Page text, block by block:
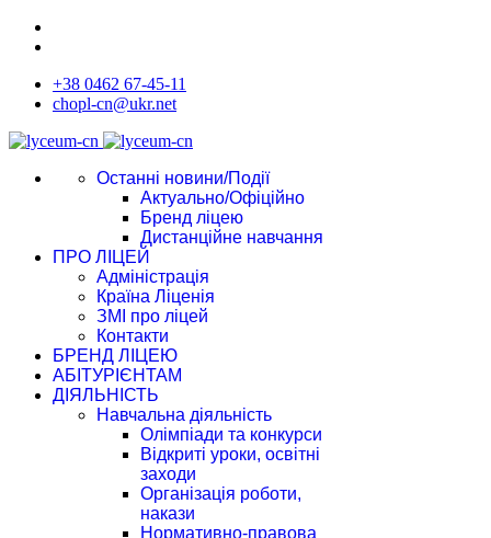
+38 0462 67-45-11
chopl-cn@ukr.net
Останні новини/Події
Актуально/Офіційно
Бренд ліцею
Дистанційне навчання
ПРО ЛІЦЕЙ
Адміністрація
Країна Ліценія
ЗМІ про ліцей
Контакти
БРЕНД ЛІЦЕЮ
АБІТУРІЄНТАМ
ДІЯЛЬНІСТЬ
Навчальна діяльність
Олімпіади та конкурси
Відкриті уроки, освітні
заходи
Організація роботи,
накази
Нормативно-правова